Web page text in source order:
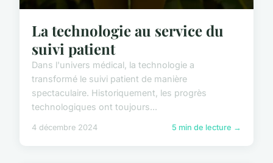
La technologie au service du
suivi patient
Dans l'univers médical, la technologie a
transformé le suivi patient de manière
spectaculaire. Historiquement, les progrès
technologiques ont toujours...
4 décembre 2024 5 min de lecture →